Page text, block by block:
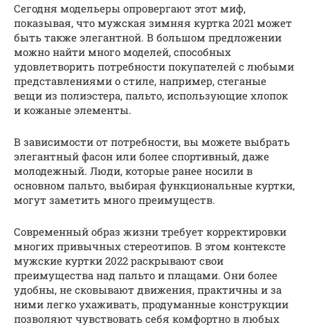
Сегодня модельеры опровергают этот миф,
показывая, что мужская зимняя куртка 2021 может
быть также элегантной. В большом предложении
можно найти много моделей, способных
удовлетворить потребности покупателей с любыми
представлениями о стиле, например, стеганые
вещи из полиэстера, пальто, использующие хлопок
и кожаные элементы.
В зависимости от потребности, вы можете выбрать
элегантный фасон или более спортивный, даже
молодежный. Люди, которые ранее носили в
основном пальто, выбирая функциональные куртки,
могут заметить много преимуществ.
Современный образ жизни требует корректировки
многих привычных стереотипов. В этом контексте
мужские куртки 2022 раскрывают свои
преимущества над пальто и плащами. Они более
удобны, не сковывают движения, практичны и за
ними легко ухаживать, продуманные конструкции
позволяют чувствовать себя комфортно в любых